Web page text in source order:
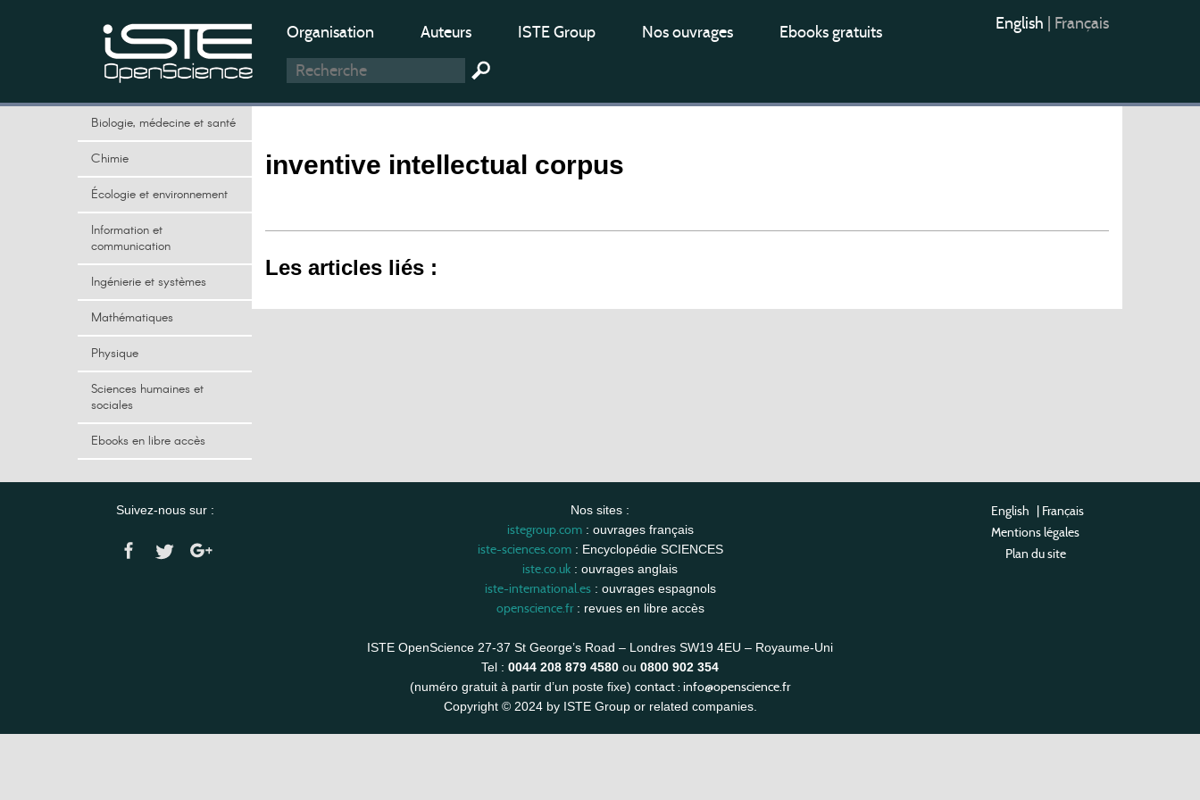
Organisation Auteurs ISTE Group Nos ouvrages Ebooks gratuits English Français
Biologie, médecine et santé
Chimie
Écologie et environnement
Information et
communication
Ingénierie et systèmes
Mathématiques
Physique
Sciences humaines et
sociales
Ebooks en libre accès
inventive intellectual corpus
Les articles liés :
Suivez-nous sur : Nos sites :
istegroup.com: ouvrages français
iste-sciences.com: Encyclopédie SCIENCES
iste.co.uk : ouvrages anglais
iste-international.es: ouvrages espagnols
openscience.fr: revues en libre accès
ISTE OpenScience 27-37 St George’s Road – Londres SW19 4EU – Royaume-Uni
Tel : 0044 208 879 4580 ou 0800 902 354
(numéro gratuit à partir d’un poste fixe) contact : info@openscience.fr
Copyright © 2024 by ISTE Group or related companies.
English | Français
Mentions légales
Plan du site